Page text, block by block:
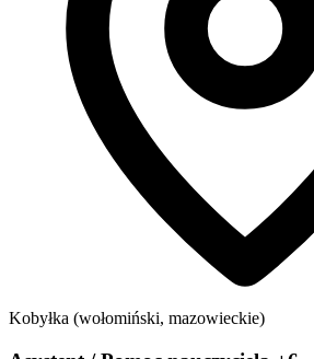
Kobyłka (wołomiński, mazowieckie)